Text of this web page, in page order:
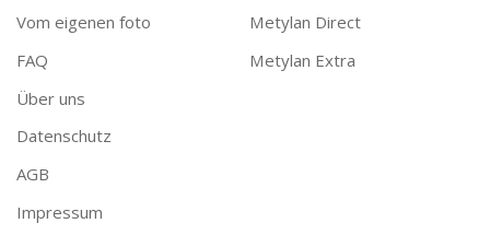
Vom eigenen foto
FAQ
Über uns
Datenschutz
AGB
Impressum
Metylan Direct
Metylan Extra